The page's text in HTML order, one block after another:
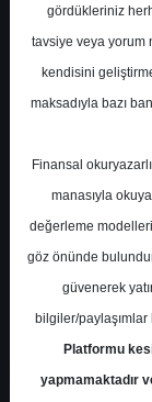
1
gördükleriniz
tavsiye veya yorum
kendisini
maksadıyla bazı
Finansal
manasıyla
değerleme
göz önünde
güvenerek
bilgiler/
Platformu
yapmamaktadır